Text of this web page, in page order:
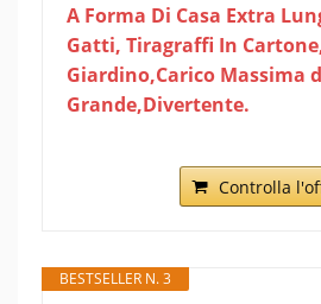
A Forma Di Casa Extra
Gatti, Tiragraffi In
Giardino,Carico Massima
Grande,Divertente.
Controlla
BESTSELLER N. 3